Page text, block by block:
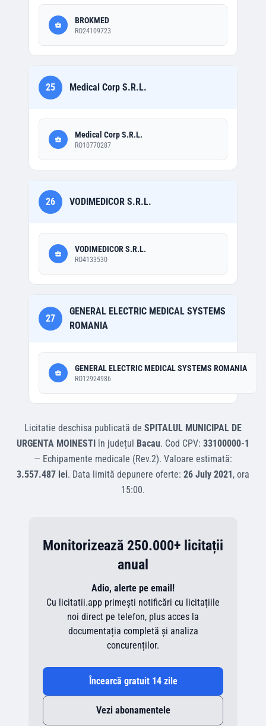
BROKMED
RO24109723
25 Medical Corp S.R.L.
Medical Corp S.R.L.
RO10770287
26 VODIMEDICOR S.R.L.
VODIMEDICOR S.R.L.
RO4133530
27
GENERAL ELECTRIC MEDICAL SYSTEMS
ROMANIA
GENERAL ELECTRIC MEDICAL SYSTEMS ROMANIA
RO12924986
Licitatie deschisa publicată de SPITALUL MUNICIPAL DE
URGENTA MOINESTI în județul Bacau. Cod CPV: 33100000-1
— Echipamente medicale (Rev.2). Valoare estimată:
3.557.487 lei. Data limită depunere oferte: 26 July 2021, ora
15:00.
Monitorizează 250.000+ licitații
anual
Adio, alerte pe email!
Cu licitatii.app primești notificări cu licitațiile
noi direct pe telefon, plus acces la
documentația completă și analiza
concurenților.
Încearcă gratuit 14 zile
Vezi abonamentele